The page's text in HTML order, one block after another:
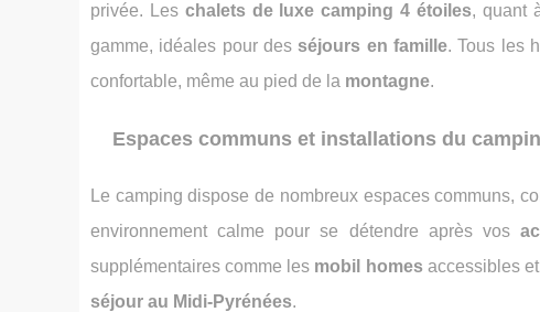
privée. Les chalets de luxe camping 4 étoiles, quant
gamme, idéales pour des séjours en famille. Tous les
confortable, même au pied de la montagne.
Espaces communs et installations du
Le camping dispose de nombreux espaces communs,
environnement calme pour se détendre après vos
supplémentaires comme les mobil homes accessibles
séjour au Midi-Pyrénées.